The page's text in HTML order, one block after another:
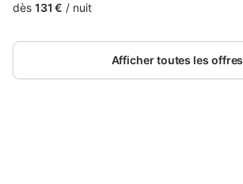
seulement 150 mètres de la plage et du
locaux et du marché. Située dans un
environnement verdoyant, notre maison
dès 131 € / nuit
Afficher toutes les offres